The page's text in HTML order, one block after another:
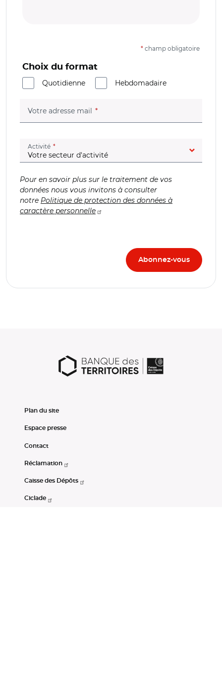
* champ obligatoire
Choix du format
Quotidienne
Hebdomadaire
Votre adresse mail (champ obligatoire)
Activité (champ obligatoire)
Pour en savoir plus sur le traitement de vos
données nous vous invitons à consulter
notre Politique de protection des données à
caractère personnelle
Plan du site
Espace presse
Contact
Réclamation
Caisse des Dépôts
Ciclade